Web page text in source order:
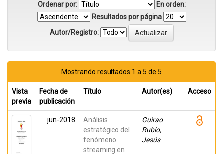
Ordenar por:
En orden:
Resultados por página
Autor/Registro:
Mostrando resultados 1 a 5 de 5
Vista
previa
Fecha de
publicación
Título Autor(es) Acceso
jun-2018
Análisis
estratégico del
fenómeno
streaming en
Guirao
Rubio,
Jesús